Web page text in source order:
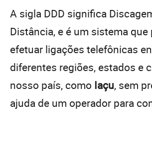
A sigla DDD significa
Distância, e é um sistema que
efetuar ligações telefônicas
diferentes regiões, estados e
nosso país, como Iaçu, sem
ajuda de um operador para